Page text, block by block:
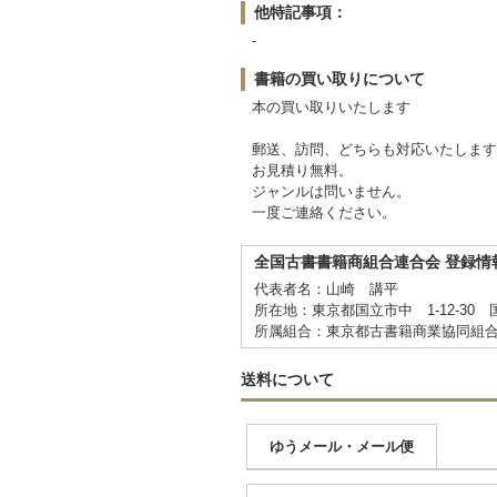
他特記事項：
-
書籍の買い取りについて
本の買い取りいたします
郵送、訪問、どちらも対応いたします
お見積り無料。
ジャンルは問いません。
一度ご連絡ください。
全国古書書籍商組合連合会 登録情
代表者名：山崎 講平
所在地：東京都国立市中 1-12-30
所属組合：東京都古書籍商業協同組
送料について
ゆうメール・メール便